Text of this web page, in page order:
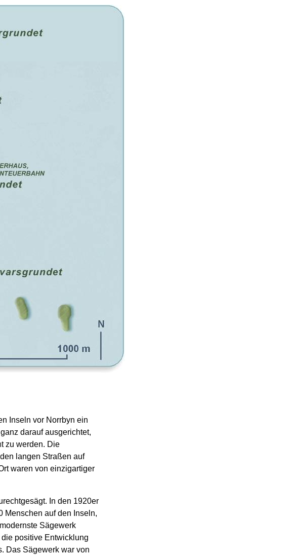
Inseln vor Norrbyn ein
darauf ausgerichtet,
zu werden. Die
langen Straßen auf
waren von einzigartiger
In den 1920er
Menschen auf den Inseln,
Sägewerk
positive Entwicklung
Das Sägewerk war von